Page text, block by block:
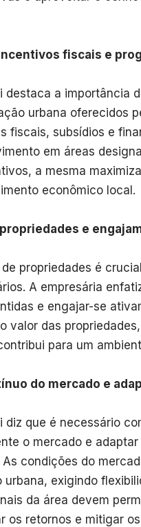
fiscais e
destaca a importância
urbana oferecidos
fiscais, subsídios e
em áreas
a mesma
econômico local.
e
propriedades é
A empresária
e engajar-se
valor das
para um
do mercado e
diz que é necessário
o mercado e
condições do
exigindo
da área devem
os retornos e mitigar